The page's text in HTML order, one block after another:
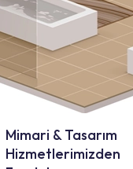
Mimari & Tasarım
Hizmetlerimizden